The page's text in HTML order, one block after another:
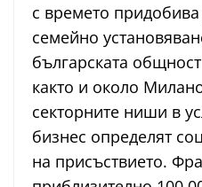
с времето
семейно
българската
както и около
секторните ниши в
бизнес определят
на присъствието.